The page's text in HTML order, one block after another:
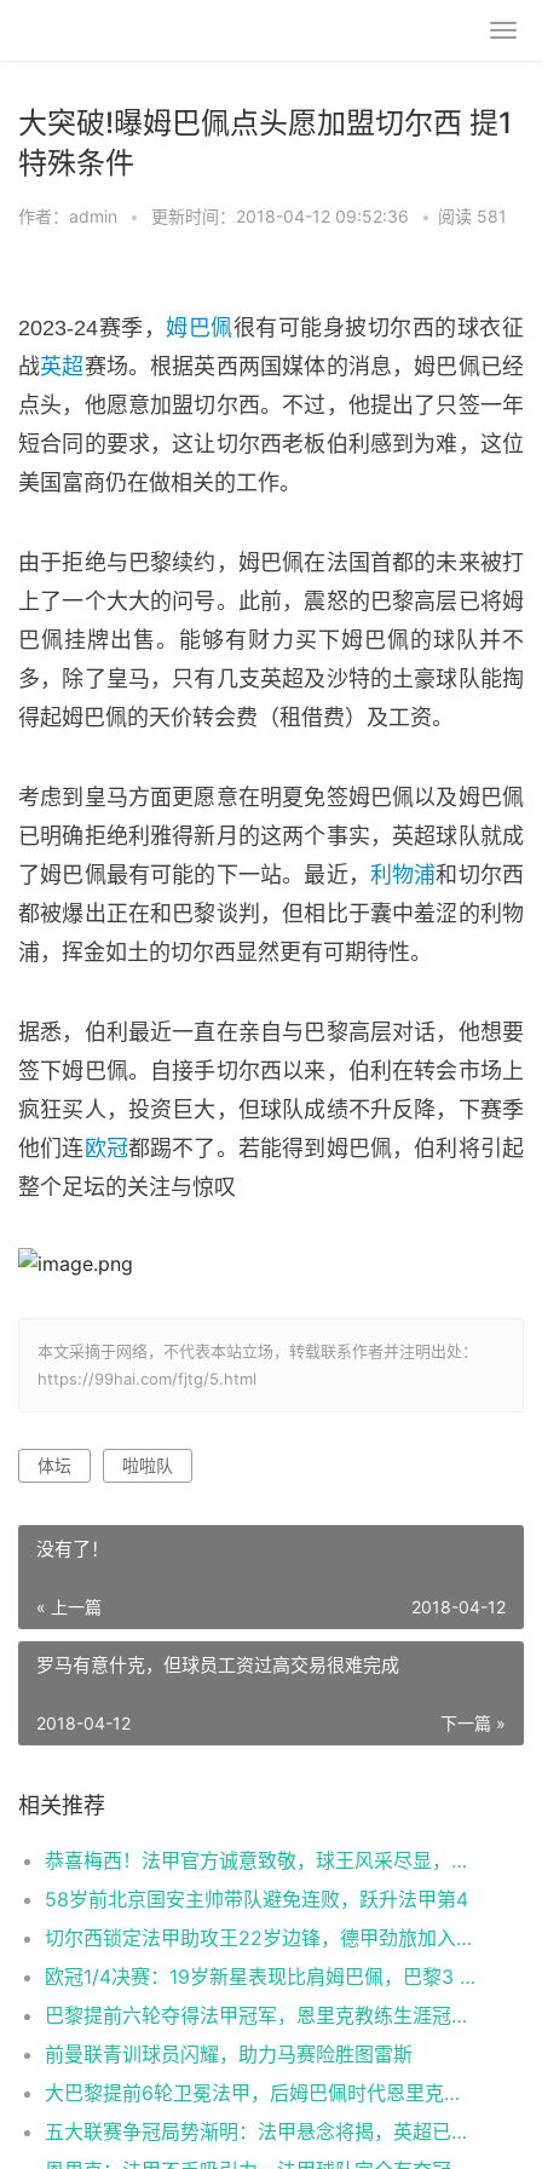
大突破!曝姆巴佩点头愿加盟切尔西 提1
特殊条件
作者：admin • 更新时间：2018-04-12 09:52:36 • 阅读 581
2023-24赛季， 姆巴佩很有可能身披切尔西的球衣征
战英超赛场。根据英西两国媒体的消息，姆巴佩已经
点头，他愿意加盟切尔西。不过，他提出了只签一年
短合同的要求，这让切尔西老板伯利感到为难，这位
美国富商仍在做相关的工作。
由于拒绝与巴黎续约，姆巴佩在法国首都的未来被打
上了一个大大的问号。此前，震怒的巴黎高层已将姆
巴佩挂牌出售。能够有财力买下姆巴佩的球队并不
多，除了皇马，只有几支英超及沙特的土豪球队能掏
得起姆巴佩的天价转会费（租借费）及工资。
考虑到皇马方面更愿意在明夏免签姆巴佩以及姆巴佩
已明确拒绝利雅得新月的这两个事实，英超球队就成
了姆巴佩最有可能的下一站。最近， 利物浦和切尔西
都被爆出正在和巴黎谈判，但相比于囊中羞涩的利物
浦，挥金如土的切尔西显然更有可期待性。
据悉，伯利最近一直在亲自与巴黎高层对话，他想要
签下姆巴佩。自接手切尔西以来，伯利在转会市场上
疯狂买人，投资巨大，但球队成绩不升反降，下赛季
他们连欧冠都踢不了。若能得到姆巴佩，伯利将引起
整个足坛的关注与惊叹
本文采摘于网络，不代表本站立场，转载联系作者并注明出处：
https://99hai.com/fjtg/5.html
体坛 啦啦队
没有了！
« 上一篇 2018-04-12
罗马有意什克，但球员工资过高交易很难完成
下一篇 »
2018-04-12
相关推荐
恭喜梅西！法甲官方诚意致敬，球王风采尽显，大巴黎发声化解往昔恩怨
58岁前北京国安主帅带队避免连败，跃升法甲第4
切尔西锁定法甲助攻王22岁边锋，德甲劲旅加入3000万欧报价竞争
欧冠1/4决赛：19岁新星表现比肩姆巴佩，巴黎3 - 1逆转维拉剑指四冠王
巴黎提前六轮夺得法甲冠军，恩里克教练生涯冠军数增至14个
前曼联青训球员闪耀，助力马赛险胜图雷斯
大巴黎提前6轮卫冕法甲，后姆巴佩时代恩里克开启王朝新篇
五大联赛争冠局势渐明：法甲悬念将揭，英超已定乾坤，西甲德甲意甲双雄激战正酣！